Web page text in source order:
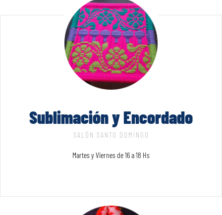
Sublimación y Encordado
SALÓN SANTO DOMINGO
Martes y Viernes de 16 a 18 Hs